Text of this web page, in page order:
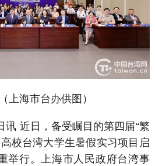
上海市台办供图）
近日，备受瞩目的第四届“繁
校台湾大学生暑假实习项目启
举行。上海市人民政府台湾事